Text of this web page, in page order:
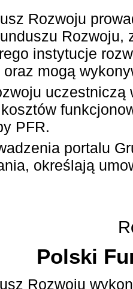
Rozwoju
Rozwoju,
instytucje
oraz mogą
uczestniczą
PFR.
portalu
określają
Polski
Rozwoju